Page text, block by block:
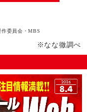
委員会・MBS
※なな徹調べ